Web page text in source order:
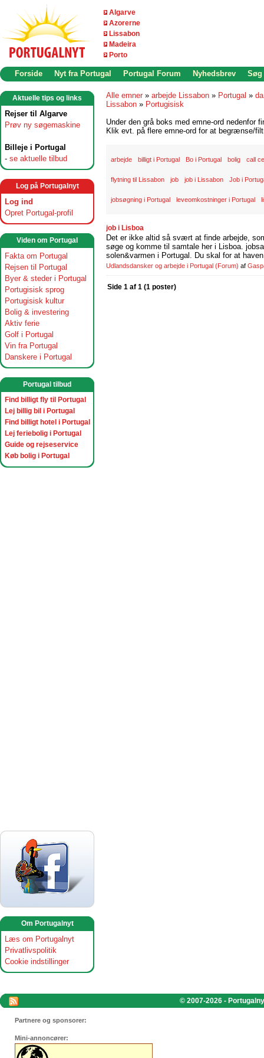
Algarve
Azorerne
Lissabon
Madeira
Porto
Forside Nyt fra Portugal Portugal Forum Nyhedsbrev Søg
Aktuelle tips og links
Rejser til Algarve
Prøv ny søgemaskine
Billeje i Portugal
- se aktuelle tilbud
Log på Portugalnyt
Log ind
Opret Portugal-profil
Viden om Portugal
Fakta om Portugal
Rejsen til Portugal
Byer & steder i Portugal
Portugisisk sprog
Portugisisk kultur
Bolig & investering
Aktiv ferie
Golf i Portugal
Vin fra Portugal
Danskere i Portugal
Portugal tilbud
Find billigt fly til Portugal
Lej billig bil i Portugal
Find billigt hotel i Portugal
Lej feriebolig i Portugal
Guide og rejseservice
Køb bolig i Portugal
Om Portugalnyt
Læs om Portugalnyt
Privatlivspolitik
Cookie indstillinger
Alle emner » arbejde Lissabon » Portugal »
Lissabon » Portugisisk
Under den grå boks med emne-ord nedenfor
Klik evt. på flere emne-ord for at begrænse/
arbejde billigt i Portugal Bo i Portugal bolig call
flytning til Lissabon job job i Lissabon Job i
jobsøgning i Portugal leveomkostninger i Portugal
job i Lisboa
Det er ikke altid så svært at finde arbejde,
søge og komme til samtale her i Lisboa.
solen&varmen i Portugal. Du skal for at
Udlandsdansker og arbejde i Portugal (Forum) af
Side 1 af 1 (1 poster)
© 2007-2026 -
Partnere og sponsorer:
Mini-annoncører: